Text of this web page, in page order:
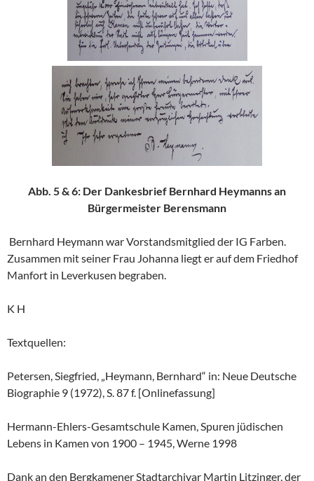
Abb. 5 & 6: Der Dankesbrief Bernhard Heymanns an
Bürgermeister Berensmann
Bernhard Heymann war Vorstandsmitglied der IG Farben.
Zusammen mit seiner Frau Johanna liegt er auf dem Friedhof
Manfort in Leverkusen begraben.
K H
Textquellen:
Petersen, Siegfried, „Heymann, Bernhard“ in: Neue Deutsche
Biographie 9 (1972), S. 87 f. [Onlinefassung]
Hermann-Ehlers-Gesamtschule Kamen, Spuren jüdischen
Lebens in Kamen von 1900 – 1945, Werne 1998
Dank an den Bergkamener Stadtarchivar Martin Litzinger, der